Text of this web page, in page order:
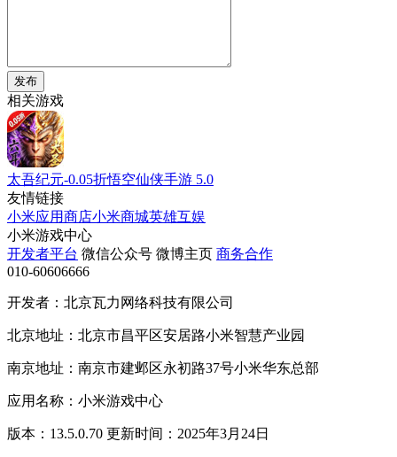
发布
相关游戏
太吾纪元-0.05折悟空仙侠手游 5.0
友情链接
小米应用商店小米商城英雄互娱
小米游戏中心
开发者平台 微信公众号 微博主页 商务合作
010-60606666
开发者：北京瓦力网络科技有限公司
北京地址：北京市昌平区安居路小米智慧产业园
南京地址：南京市建邺区永初路37号小米华东总部
应用名称：小米游戏中心
版本：13.5.0.70 更新时间：2025年3月24日